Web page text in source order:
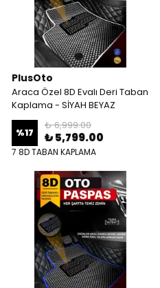
PlusOto
Araca Özel 8D Evalı Deri Taban
Kaplama - SİYAH BEYAZ
%17
₺ 6,999.00
₺ 5,799.00
7 8D TABAN KAPLAMA